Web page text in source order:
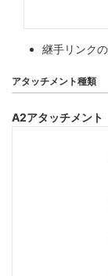
継手リンク
アタッチメント種類
A2アタッチメント